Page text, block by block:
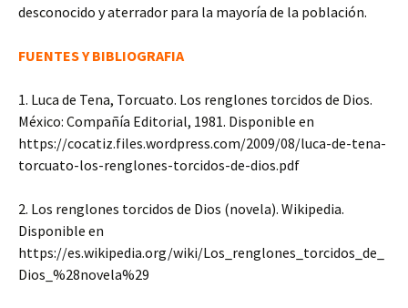
desconocido y aterrador para la mayoría de la población.
FUENTES Y BIBLIOGRAFIA
1. Luca de Tena, Torcuato. Los renglones torcidos de Dios.
México: Compañía Editorial, 1981. Disponible en
https://cocatiz.files.wordpress.com/2009/08/luca-de-tena-
torcuato-los-renglones-torcidos-de-dios.pdf
2. Los renglones torcidos de Dios (novela). Wikipedia.
Disponible en
https://es.wikipedia.org/wiki/Los_renglones_torcidos_de_
Dios_%28novela%29